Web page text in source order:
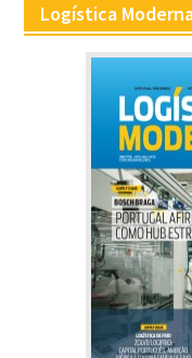
Logística